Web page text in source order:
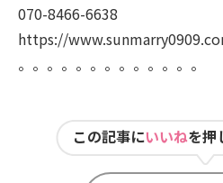
070-8466-6638
https://
。。。。。。。。。。。。。
この記事にいいねを押